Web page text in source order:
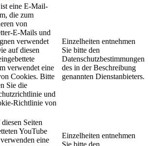
eine E-Mail-
die zum
von
E-Mails und
verwendet
auf diesen
verwendet eine
Cookies. Bitte
Sie die
und
Richtlinie von
Einzelheiten entnehmen
Sie bitte den
Datenschutzbestimmungen
des in der Beschreibung
genannten Dienstanbieters.
Seiten
YouTube
eine
Einzelheiten entnehmen
Sie bitte den